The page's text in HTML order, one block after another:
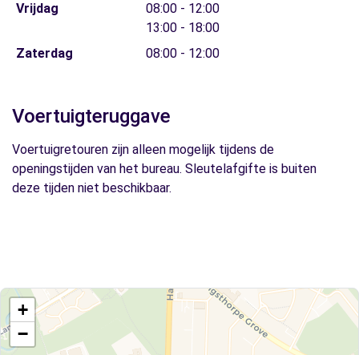
Vrijdag
08:00 - 12:00
13:00 - 18:00
Zaterdag
08:00 - 12:00
Voertuigteruggave
Voertuigretouren zijn alleen mogelijk tijdens de
openingstijden van het bureau. Sleutelafgifte is buiten
deze tijden niet beschikbaar.
+
−